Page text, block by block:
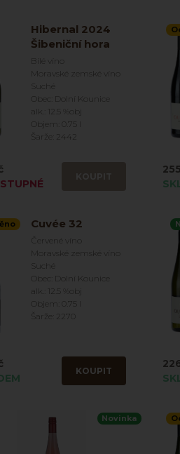
Hibernal 2024
Šibeniční hora
Bílé víno
Moravské zemské víno
Suché
Obec: Dolní Kounice
alk.: 12.5 %obj
Objem: 0.75 l
Šarže: 2442
Cuvée 32
Červené víno
Moravské zemské víno
Suché
Obec: Dolní Kounice
alk.: 12.5 %obj
Objem: 0.75 l
Šarže: 2270
KOUPIT
Novinka